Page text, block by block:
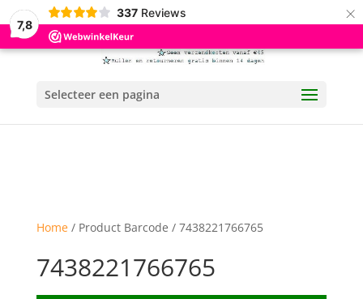
7,8
337 Reviews ×
Selecteer een pagina
Home/ Product Barcode / 7438221766765
7438221766765